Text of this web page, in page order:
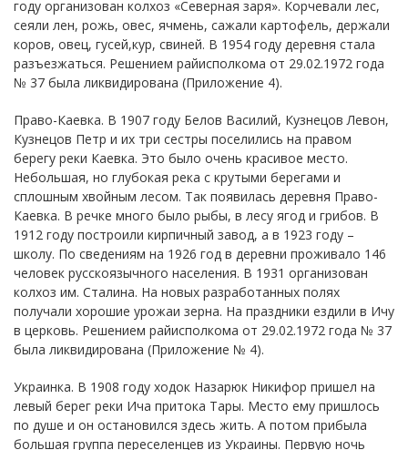
году организован колхоз «Северная заря». Корчевали лес,
сеяли лен, рожь, овес, ячмень, сажали картофель, держали
коров, овец, гусей,кур, свиней. В 1954 году деревня стала
разъезжаться. Решением райисполкома от 29.02.1972 года
№ 37 была ликвидирована (Приложение 4).
Право-Каевка. В 1907 году Белов Василий, Кузнецов Левон,
Кузнецов Петр и их три сестры поселились на правом
берегу реки Каевка. Это было очень красивое место.
Небольшая, но глубокая река с крутыми берегами и
сплошным хвойным лесом. Так появилась деревня Право-
Каевка. В речке много было рыбы, в лесу ягод и грибов. В
1912 году построили кирпичный завод, а в 1923 году –
школу. По сведениям на 1926 год в деревни проживало 146
человек русскоязычного населения. В 1931 организован
колхоз им. Сталина. На новых разработанных полях
получали хорошие урожаи зерна. На праздники ездили в Ичу
в церковь. Решением райисполкома от 29.02.1972 года № 37
была ликвидирована (Приложение № 4).
Украинка. В 1908 году ходок Назарюк Никифор пришел на
левый берег реки Ича притока Тары. Место ему пришлось
по душе и он остановился здесь жить. А потом прибыла
большая группа переселенцев из Украины. Первую ночь